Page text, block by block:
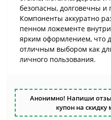
безопасны, долговечны
Компоненты аккуратно
пенном ложементе
ярким оформлением, что
отличным выбором как
личного пользования.
Анонимно! Напиши
купон на